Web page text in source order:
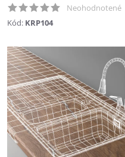
Neohodnotené
Kód: KRP104